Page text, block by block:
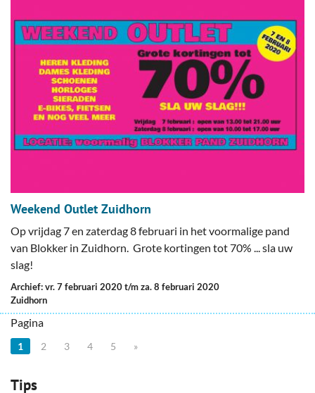
Weekend Outlet Zuidhorn
Op vrijdag 7 en zaterdag 8 februari in het voormalige pand
van Blokker in Zuidhorn. Grote kortingen tot 70% ... sla uw
slag!
Archief: vr. 7 februari 2020 t/m za. 8 februari 2020
Zuidhorn
Pagina
1 2 3 4 5 »
Tips